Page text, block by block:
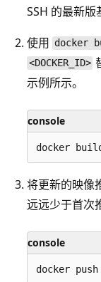
SSH 的最新版
使用 docker
<DOCKER_ID>
示例所示。
console
将更新的映像
远远少于首次
console